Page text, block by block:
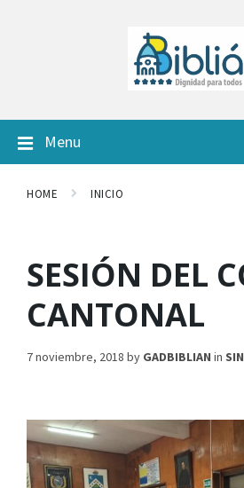
Menu
HOME INICIO
SESIÓN DEL
CANTONAL
7 noviembre, 2018 by GADBIBLIAN in